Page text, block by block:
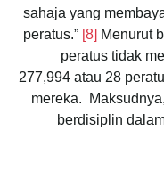
sahaja yang
peratus.” [8] Menurut
peratus tidak
277,994 atau 28
mereka.
berdisiplin